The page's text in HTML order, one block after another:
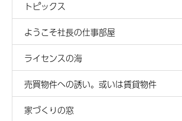
トピックス
ようこそ社長の仕事部屋
ライセンスの海
売買物件への誘い。或いは賃貸物件
家づくりの窓